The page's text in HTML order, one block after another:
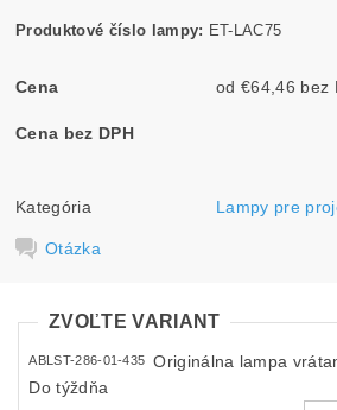
Produktové číslo lampy: ET-LAC75
Cena od
Cena bez DPH
Kategória Lampy pre
Otázka
ZVOĽTE VARIANT
ABLST-286-01-435
Originálna lampa
Do týždňa